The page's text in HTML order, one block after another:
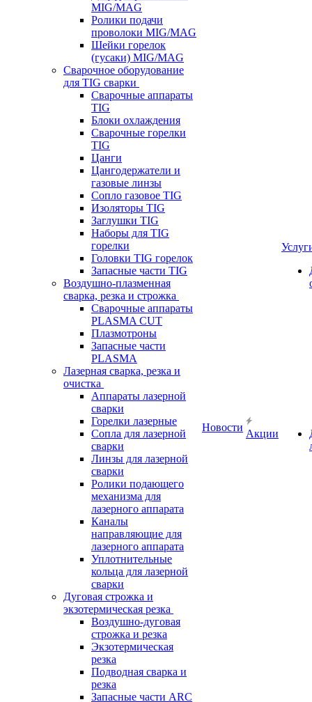
MIG/MAG
Ролики подачи
проволоки MIG/MAG
Шейки горелок
(гусаки) MIG/MAG
Сварочное оборудование
для TIG сварки
Сварочные аппараты
TIG
Блоки охлаждения
Сварочные горелки
TIG
Цанги
Цангодержатели и
газовые линзы
Сопло газовое TIG
Изоляторы TIG
Заглушки TIG
Наборы для TIG
горелки
Головки TIG горелок
Запасные части TIG
Воздушно-плазменная
сварка, резка и строжка
Сварочные аппараты
PLASMA CUT
Плазмотроны
Запасные части
PLASMA
Лазерная сварка, резка и
очистка
Аппараты лазерной
сварки
Горелки лазерные
Сопла для лазерной
сварки
Линзы для лазерной
сварки
Ролики подающего
механизма для
лазерного аппарата
Каналы
направляющие для
лазерного аппарата
Уплотнительные
кольца для лазерной
сварки
Дуговая строжка и
экзотермическая резка
Воздушно-дуговая
строжка и резка
Экзотермическая
резка
Подводная сварка и
резка
Запасные части ARC
Новости
Акции